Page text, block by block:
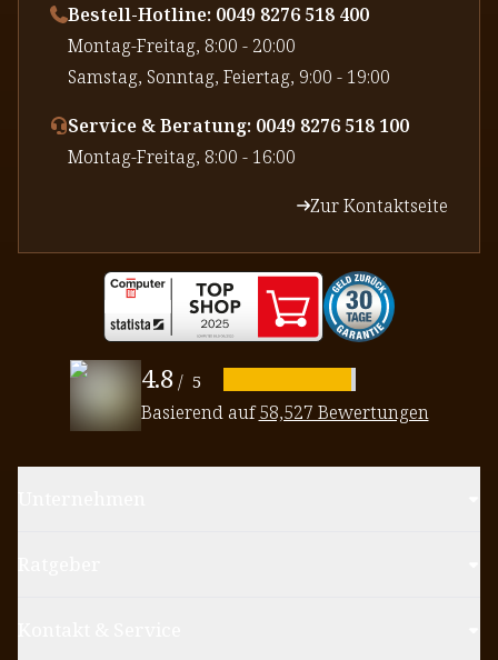
Bestell-Hotline: 0049 8276 518 400
⁠Montag-Freitag, 8:00 - 20:00
⁠Samstag, Sonntag, Feiertag, 9:00 - 19:00
Service & Beratung: 0049 8276 518 100
⁠Montag-Freitag, 8:00 - 16:00
Zur Kontaktseite
4.8 / 5
Basierend auf58,527 Bewertungen